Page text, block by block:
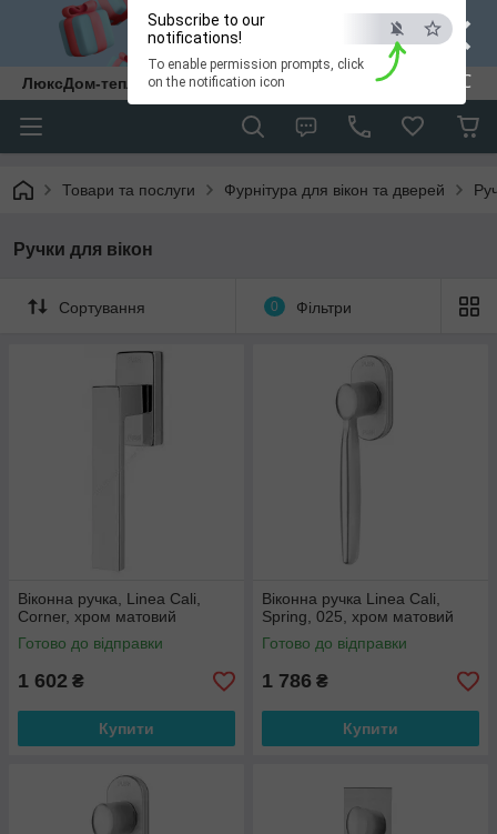
×
ESC
Subscribe to our
notifications!
To enable permission prompts, click
on the notification icon
ЛюксДом-тепло та затишок у кожен дім.
Товари та послуги Фурнітура для вікон та дверей
Ручки для вікон
Сортування 0 Фільтри
Віконна ручка, Linea Cali,
Corner, хром матовий
Готово до відправки
1 602 ₴
Купити
Віконна ручка Linea Cali,
Spring, 025, хром матовий
Готово до відправки
1 786 ₴
Купити